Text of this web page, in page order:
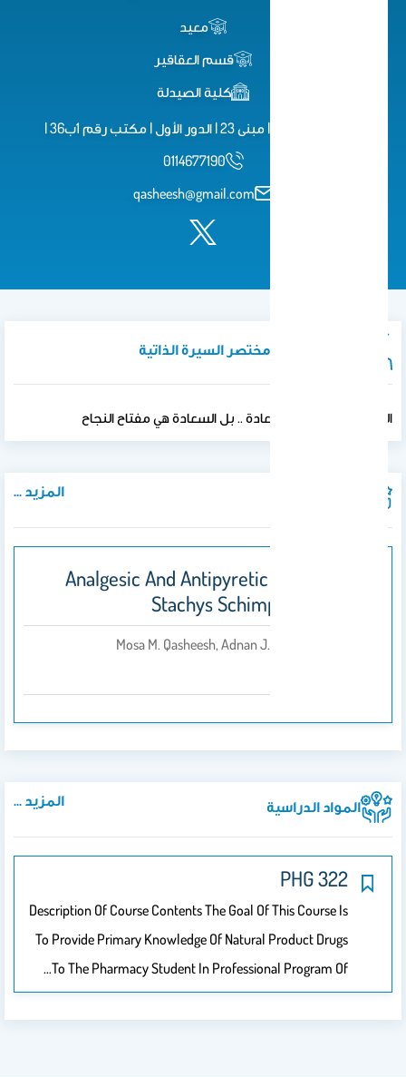
معيد
قسم العقاقير
كلية الصيدلة
كلية الصيدلة | مبنى 23 | الدور الأول | مكتب رقم 1ب36 |
0114677190
qasheesh@gmail.com
نبذة تعريفية / مختصر السيرة الذاتية
النجاح ليس مفتاح السعادة .. بل السعادة هي مفتاح النجاح
المزيد ...
(Analgesic And Antipyretic Activity Of
Stachys Schimperi (Vatke)
Mosa M. Qasheesh, Adnan J. Al Rehaily
المواد الدراسية المزيد ...
PHG 322
Description Of Course Contents The Goal Of This Course Is
To Provide Primary Knowledge Of Natural Product Drugs
To The Pharmacy Student In Professional Program Of…